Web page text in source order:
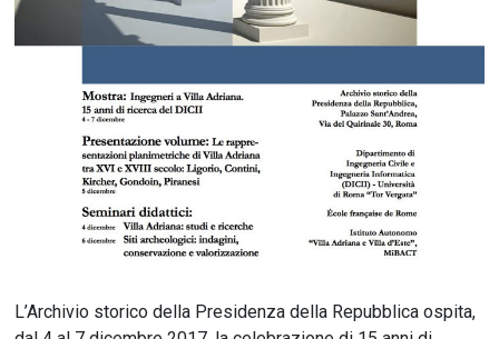
L’Archivio storico della Presidenza della Repubblica ospita,